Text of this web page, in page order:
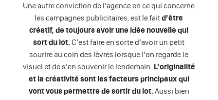
Une autre conviction de l’agence en ce qui concerne
les campagnes publicitaires, est le faitd’être
créatif, de toujours avoir une idée nouvelle qui
sort du lot. C’est faire en sorte d’avoir un petit
sourire au coin des lèvres lorsque l’on regarde le
visuel et de s’en souvenir le lendemain. L’originalité
et la créativité sont les facteurs principaux qui
vont vous permettre de sortir du lot.Aussi bien